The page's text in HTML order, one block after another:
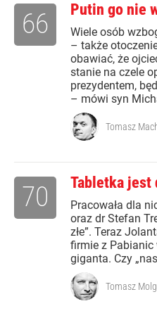
Putin go nie
Wiele osób
– także
obawiać, że
stanie na czele
prezydentem,
– mówi syn
66
Tomasz
Tabletka jest
Pracowała dla
oraz dr Stefan
złe”. Teraz
firmie z
giganta. Czy
70
Tomasz